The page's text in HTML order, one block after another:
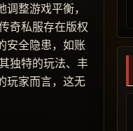
整游戏平衡，
奇私服存在版权
安全隐患，如账
独特的玩法、丰
玩家而言，这无